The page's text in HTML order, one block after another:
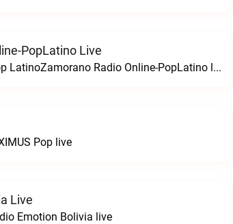
PopLatino Live
Música sin tiempo...Pop LatinoZamorano Radio Online-PopLatino live
Pop live
Live
Emotion Bolivia live